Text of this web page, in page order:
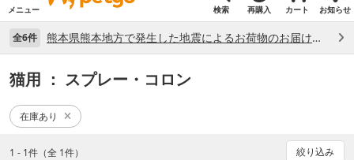
メニュー 検索 再購入 カート お知らせ
全6件 熊本県熊本地方で発生した地震によるお荷物のお届け状況について （7/28）
猫用 ： スプレー・コロン
在庫あり
1 - 1件（全 1件） 絞り込み